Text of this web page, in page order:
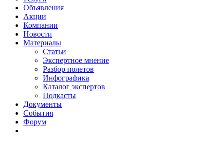
Объявления
Акции
Компании
Новости
Материалы
Статьи
Экспертное мнение
Разбор полетов
Инфографика
Каталог экспертов
Подкасты
Документы
События
Форум